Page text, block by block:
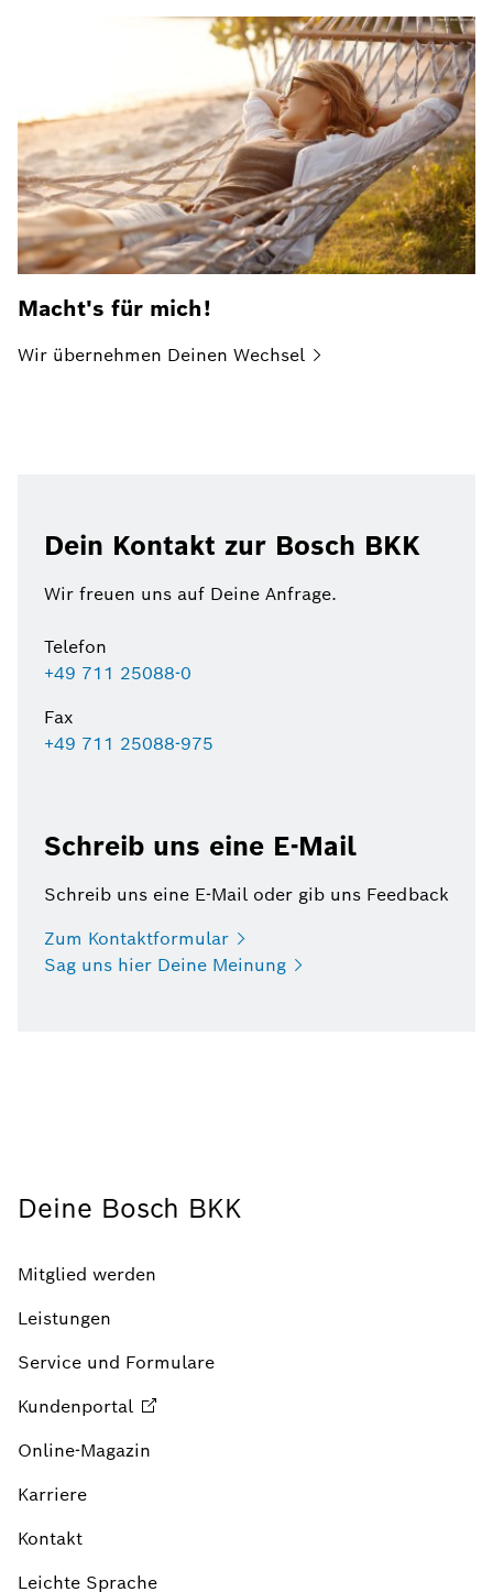
Macht's für mich!
Wir übernehmen Deinen Wechsel
Dein Kontakt zur Bosch BKK
Wir freuen uns auf Deine Anfrage.
Telefon
+49 711 25088-0
Fax
+49 711 25088-975
Schreib uns eine E-Mail
Schreib uns eine E-Mail oder gib uns Feedback
Zum Kontaktformular
Sag uns hier Deine Meinung
Deine Bosch BKK
Mitglied werden
Leistungen
Service und Formulare
Kundenportal
Online-Magazin
Karriere
Kontakt
Leichte Sprache